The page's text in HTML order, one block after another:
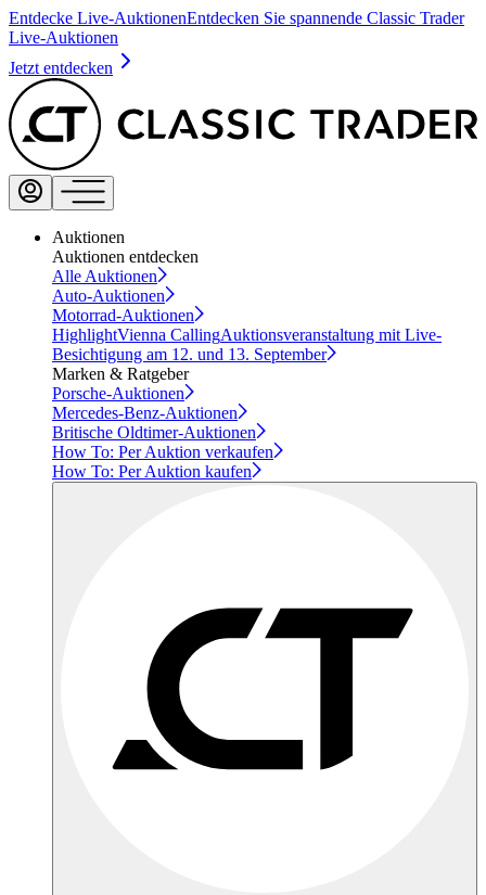
Entdecke Live-AuktionenEntdecken Sie spannende Classic Trader
Live-Auktionen
Jetzt entdecken
Auktionen
Auktionen entdecken
Alle Auktionen
Auto-Auktionen
Motorrad-Auktionen
HighlightVienna CallingAuktionsveranstaltung mit Live-
Besichtigung am 12. und 13. September
Marken & Ratgeber
Porsche-Auktionen
Mercedes-Benz-Auktionen
Britische Oldtimer-Auktionen
How To: Per Auktion verkaufen
How To: Per Auktion kaufen